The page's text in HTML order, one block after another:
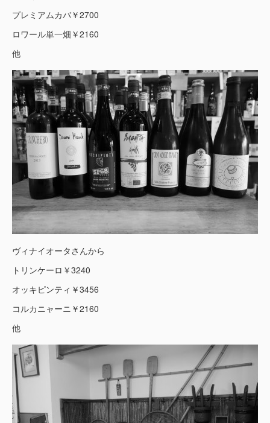
プレミアムカバ￥2700
ロワール単一畑￥2160
他
ヴィナイオータさんから
トリンケーロ￥3240
オッキピンティ￥3456
コルカニャーニ￥2160
他